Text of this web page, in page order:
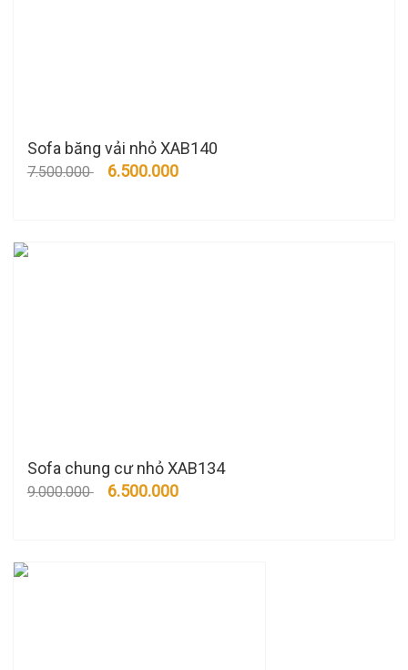
Sofa băng vải nhỏ XAB140
7.500.000 6.500.000
Sofa chung cư nhỏ XAB134
9.000.000 6.500.000